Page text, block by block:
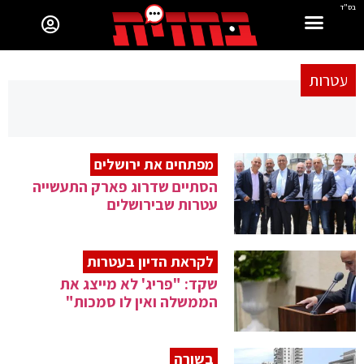
בס"ד
עטרות
מפתחים את ירושלים
הסתיים שדרוג פארק התעשייה
עטרות שבירושלים
לקראת הדיון בעטרות
שקד: "פריג' לא מייצג את
הממשלה ואין לו סמכות"
בשורה